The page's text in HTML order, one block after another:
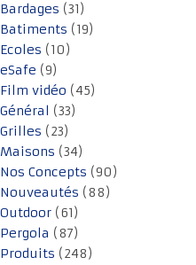
Bardages (31)
Batiments (19)
Ecoles (10)
eSafe (9)
Film vidéo (45)
Général (33)
Grilles (23)
Maisons (34)
Nos Concepts (90)
Nouveautés (88)
Outdoor (61)
Pergola (87)
Produits (248)